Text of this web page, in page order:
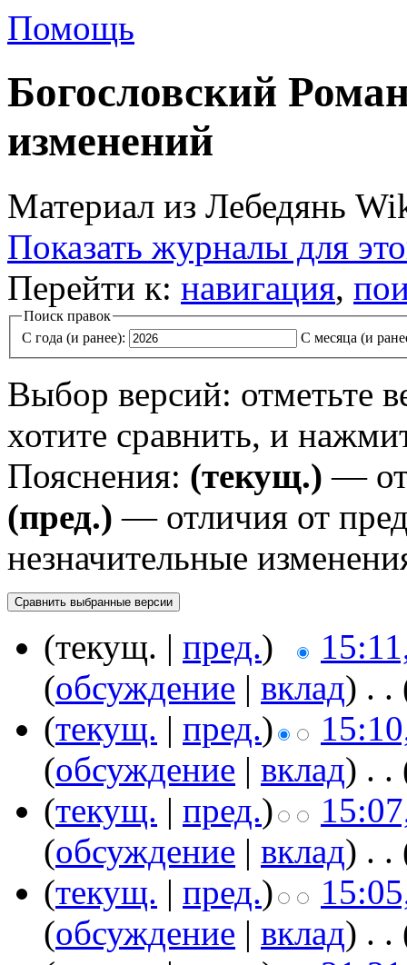
Помощь
Богословский
изменений
Материал из Лебедянь
Показать журналы для
Перейти к: навигация,
Поиск правок
С года (и ранее):
С месяца (и
Выбор версий: отметьте
хотите сравнить, и
Пояснения: (текущ.) —
(пред.) — отличия от
незначительные
(текущ. | пред.)
(обсуждение | вклад) . .
(текущ. | пред.)
(обсуждение | вклад) . .
(текущ. | пред.)
(обсуждение | вклад) . .
(текущ. | пред.)
(обсуждение | вклад) . .